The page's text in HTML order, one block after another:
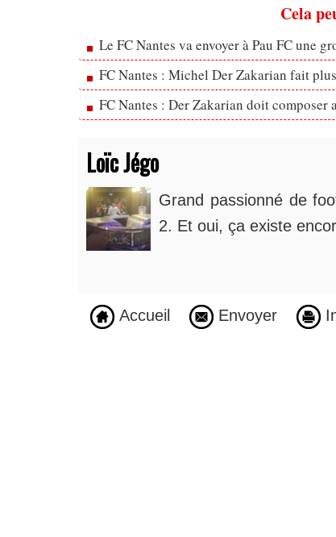
Cela
Le FC Nantes va envoyer à Pau FC une
FC Nantes : Michel Der Zakarian fait
FC Nantes : Der Zakarian doit composer
Loïc Jégo
Grand passionné de
2. Et oui, ça existe
Accueil Envoyer